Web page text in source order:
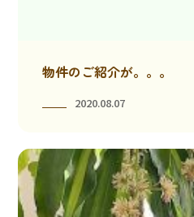
物件のご紹介が。。。
2020.08.07